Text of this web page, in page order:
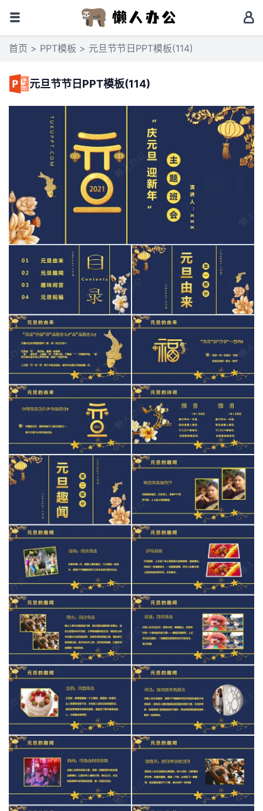
首页 > PPT模板 > 元旦节节日PPT模板(114)
元旦节节日PPT模板(114)